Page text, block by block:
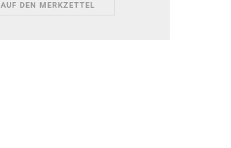
AUF DEN MERKZETTEL